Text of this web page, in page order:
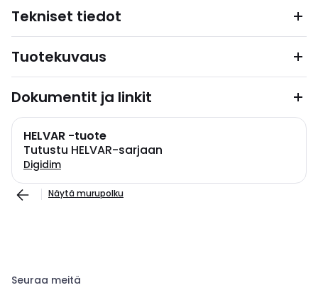
Tekniset tiedot
Tuotekuvaus
Dokumentit ja linkit
HELVAR -tuote
Tutustu HELVAR-sarjaan
Digidim
Näytä murupolku
Seuraa meitä